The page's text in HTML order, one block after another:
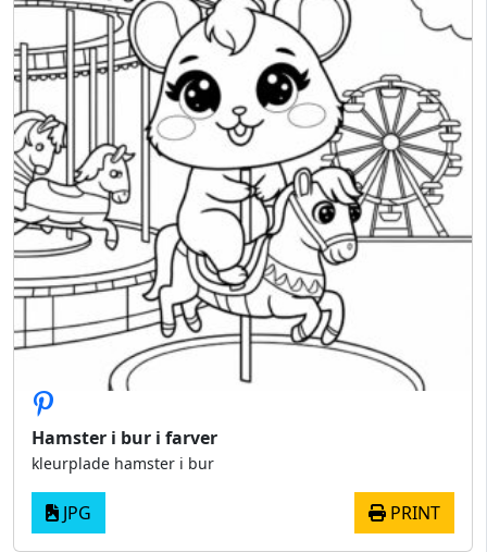
Hamster i bur i farver
kleurplade hamster i bur
JPG PRINT